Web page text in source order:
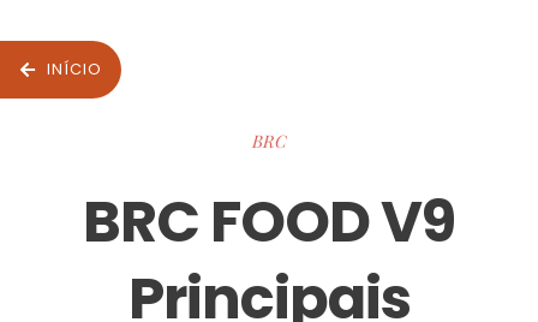
INÍCIO
BRC
BRC FOOD V9
Principais